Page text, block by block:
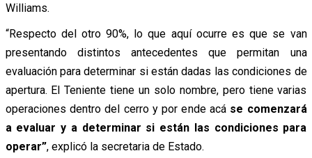
Williams.
“Respecto del otro 90%, lo que aquí ocurre es que se van
presentando distintos antecedentes que permitan una
evaluación para determinar si están dadas las condiciones de
apertura. El Teniente tiene un solo nombre, pero tiene varias
operaciones dentro del cerro y por ende acáse comenzará
a evaluar y a determinar si están las condiciones para
operar”, explicó la secretaria de Estado.